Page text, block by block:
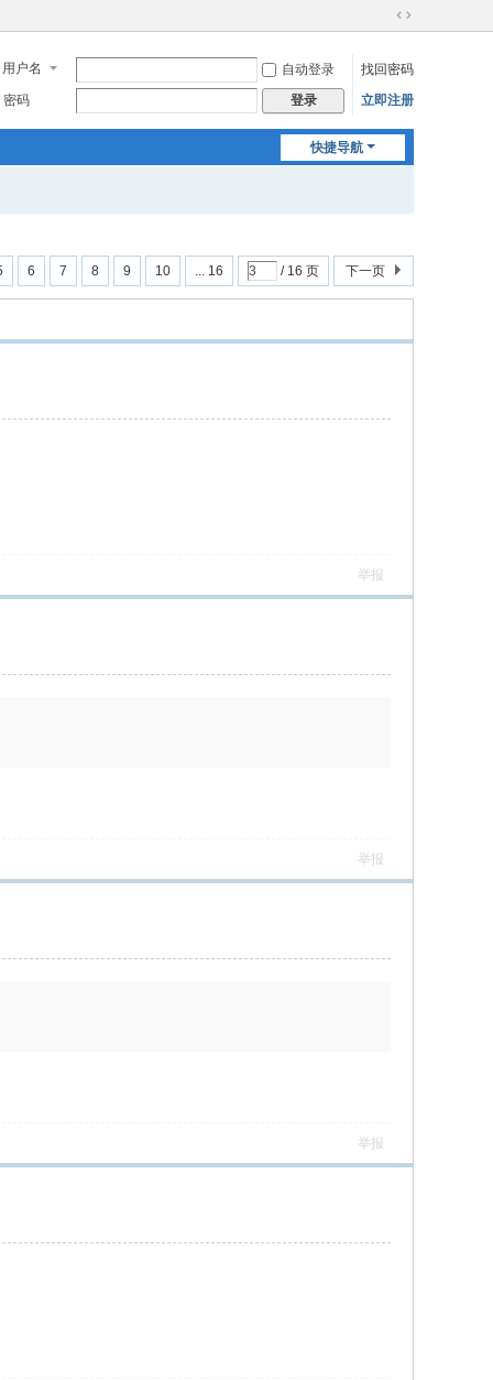
切
到
宽
用户名 自动登录
找回密码
密码
登录 立即注册
快捷导航
6 7 8 9 10 ... 16 / 16 页 下一页
举报
举报
举报